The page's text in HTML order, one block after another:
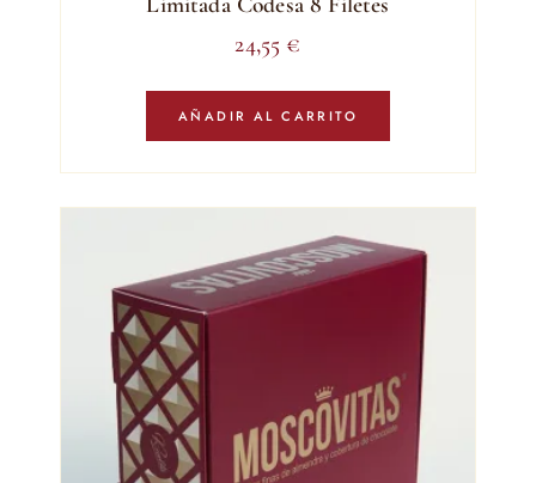
24,55 €
AÑADIR AL CARRITO